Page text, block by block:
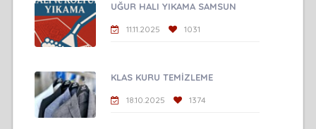
UĞUR HALI YIKAMA SAMSUN
11.11.2025 1031
KLAS KURU TEMİZLEME
18.10.2025 1374